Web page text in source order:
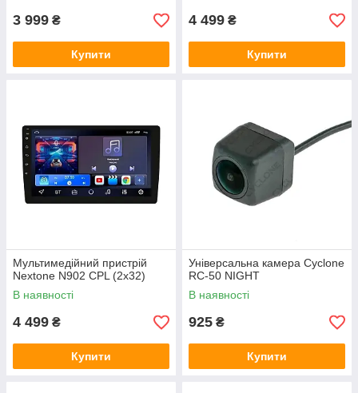
3 999 ₴
Купити
4 499 ₴
Купити
Мультимедійний пристрій
Nextone N902 CPL (2x32)
В наявності
4 499 ₴
Купити
Універсальна камера Cyclone
RC-50 NIGHT
В наявності
925 ₴
Купити